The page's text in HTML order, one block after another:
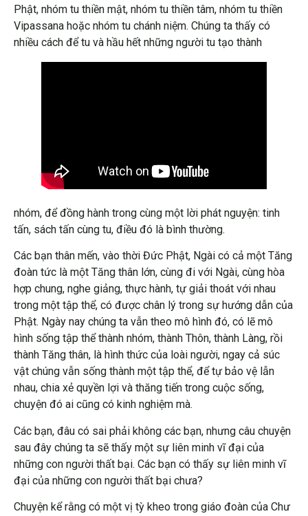
Phật, nhóm tu thiền mật, nhóm tu thiền tâm, nhóm tu thiền
Vipassana hoặc nhóm tu chánh niệm. Chúng ta thấy có
nhiều cách để tu và hầu hết những người tu tạo thành
nhóm, để đồng hành trong cùng một lời phát nguyện: tinh
tấn, sách tấn cùng tu, điều đó là bình thường.
Các bạn thân mến, vào thời Đức Phật, Ngài có cả một Tăng
đoàn tức là một Tăng thân lớn, cùng đi với Ngài, cùng hòa
hợp chung, nghe giảng, thực hành, tự giải thoát với nhau
trong một tập thể, có được chân lý trong sự hướng dẫn của
Phật. Ngày nay chúng ta vẫn theo mô hình đó, có lẽ mô
hình sống tập thể thành nhóm, thành Thôn, thành Làng, rồi
thành Tăng thân, là hình thức của loài người, ngay cả súc
vật chúng vẫn sống thành một tập thể, để tự bảo vệ lẫn
nhau, chia xẻ quyền lợi và thăng tiến trong cuộc sống,
chuyện đó ai cũng có kinh nghiệm mà.
Các bạn, đâu có sai phải không các bạn, nhưng câu chuyện
sau đây chúng ta sẽ thấy một sự liên minh vĩ đại của
những con người thất bại. Các bạn có thấy sự liên minh vĩ
đại của những con người thất bại chưa?
Chuyện kể rằng có một vị tỳ kheo trong giáo đoàn của Chư